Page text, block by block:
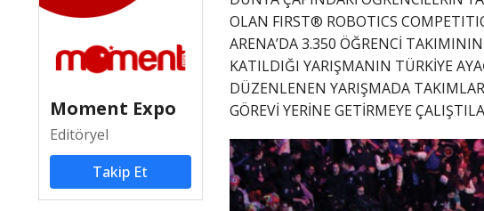
Moment Expo
Editöryel
Takip Et
OLAN FIRST® ROBOTICS
ARENA’DA 3.350 ÖĞRENCİ
KATILDIĞI YARIŞMANIN TÜRKİYE
DÜZENLENEN YARIŞMADA
GÖREVİ YERİNE GETİRMEYE